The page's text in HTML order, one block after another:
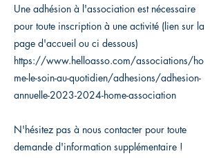
Une adhésion à l'association est nécessaire
pour toute inscription à une activité (lien sur la
page d'accueil ou ci dessous)
https://www.helloasso.com/associations/ho
me-le-soin-au-quotidien/adhesions/adhesion-
annuelle-2023-2024-home-association
N'hésitez pas à nous contacter pour toute
demande d'information supplémentaire !